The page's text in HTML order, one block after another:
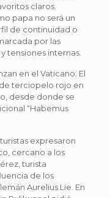
claros.
papa no será un
de continuidad o
por las
tensiones internas.
en el Vaticano. El
terciopelo rojo en
desde donde se
“Habemus
expresaron
cercano a los
turista
de los
Aurelius Lie. En